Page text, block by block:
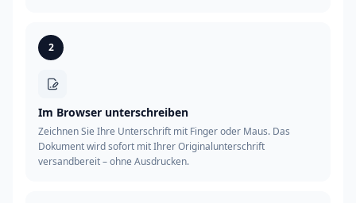
2
Im Browser unterschreiben
Zeichnen Sie Ihre Unterschrift mit Finger oder Maus. Das
Dokument wird sofort mit Ihrer Originalunterschrift
versandbereit – ohne Ausdrucken.